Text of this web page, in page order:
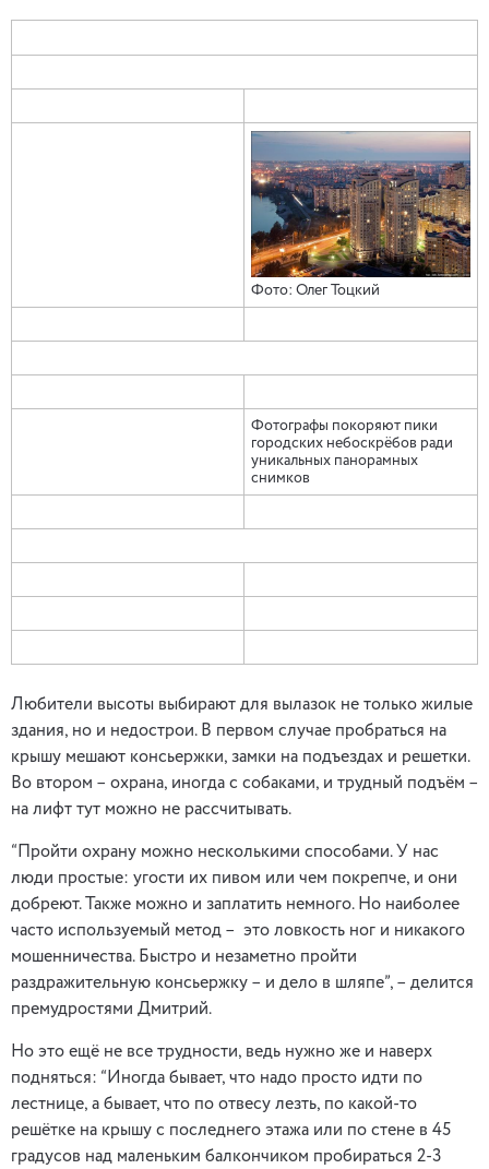
Фото: Олег Тоцкий
Фотографы покоряют пики
городских небоскрёбов ради
уникальных панорамных
снимков
Любители высоты выбирают для вылазок не только жилые
здания, но и недострои. В первом случае пробраться на
крышу мешают консьержки, замки на подъездах и решетки.
Во втором – охрана, иногда с собаками, и трудный подъём –
на лифт тут можно не рассчитывать.
“Пройти охрану можно несколькими способами. У нас
люди простые: угости их пивом или чем покрепче, и они
добреют. Также можно и заплатить немного. Но наиболее
часто используемый метод – это ловкость ног и никакого
мошенничества. Быстро и незаметно пройти
раздражительную консьержку – и дело в шляпе”, – делится
премудростями Дмитрий.
Но это ещё не все трудности, ведь нужно же и наверх
подняться: “Иногда бывает, что надо просто идти по
лестнице, а бывает, что по отвесу лезть, по какой-то
решётке на крышу с последнего этажа или по стене в 45
градусов над маленьким балкончиком пробираться 2-3